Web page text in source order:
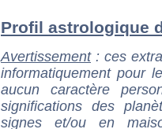
Profil astrologique
Avertissement: ces
informatiquement pour
aucun caractère
significations des
signes et/ou en